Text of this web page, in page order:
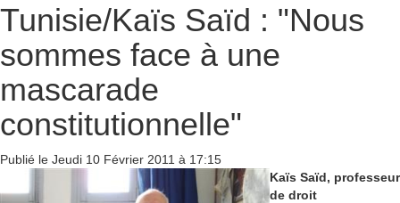
Tunisie/Kaïs Saïd : "Nous
sommes face à une
mascarade
constitutionnelle"
Publié le Jeudi 10 Février 2011 à 17:15
Kaïs Saïd, professeur
de droit